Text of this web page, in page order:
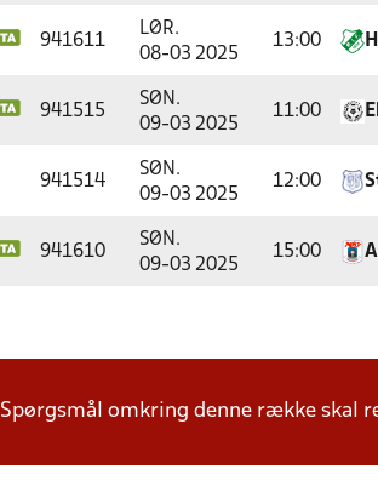
941611
LØR.
08-03 2025
13:00
941515
SØN.
09-03 2025
11:00
941514
SØN.
09-03 2025
12:00
941610
SØN.
09-03 2025
15:00
Spørgsmål omkring denne række skal